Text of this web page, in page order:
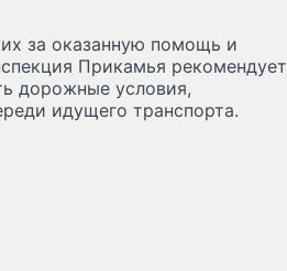
за оказанную помощь и
Прикамья рекомендует
дорожные условия,
идущего транспорта.